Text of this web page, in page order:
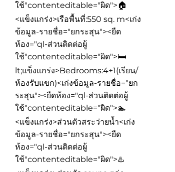
ใช้"contenteditable="ผิด">🏠
<แข็งแกร่ง>เรือพื้นที่:550 sq. m<เก่ง
ข้อมูล-รายชื่อ="ยกระสุน"><ยืด
ห้อง="ql-ส่วนติดต่อผู้
ใช้"contenteditable="ผิด">🛏
lt;แข็งแกร่ง>Bedrooms:4+1(เรียน/
ห้องรับแขก)<เก่งข้อมูล-รายชื่อ="ยก
ระสุน"><ยืดห้อง="ql-ส่วนติดต่อผู้
ใช้"contenteditable="ผิด">🏊
<แข็งแกร่ง>ส่วนตัวสระว่ายน้ำ<เก่ง
ข้อมูล-รายชื่อ="ยกระสุน"><ยืด
ห้อง="ql-ส่วนติดต่อผู้
ใช้"contenteditable="ผิด">♨️